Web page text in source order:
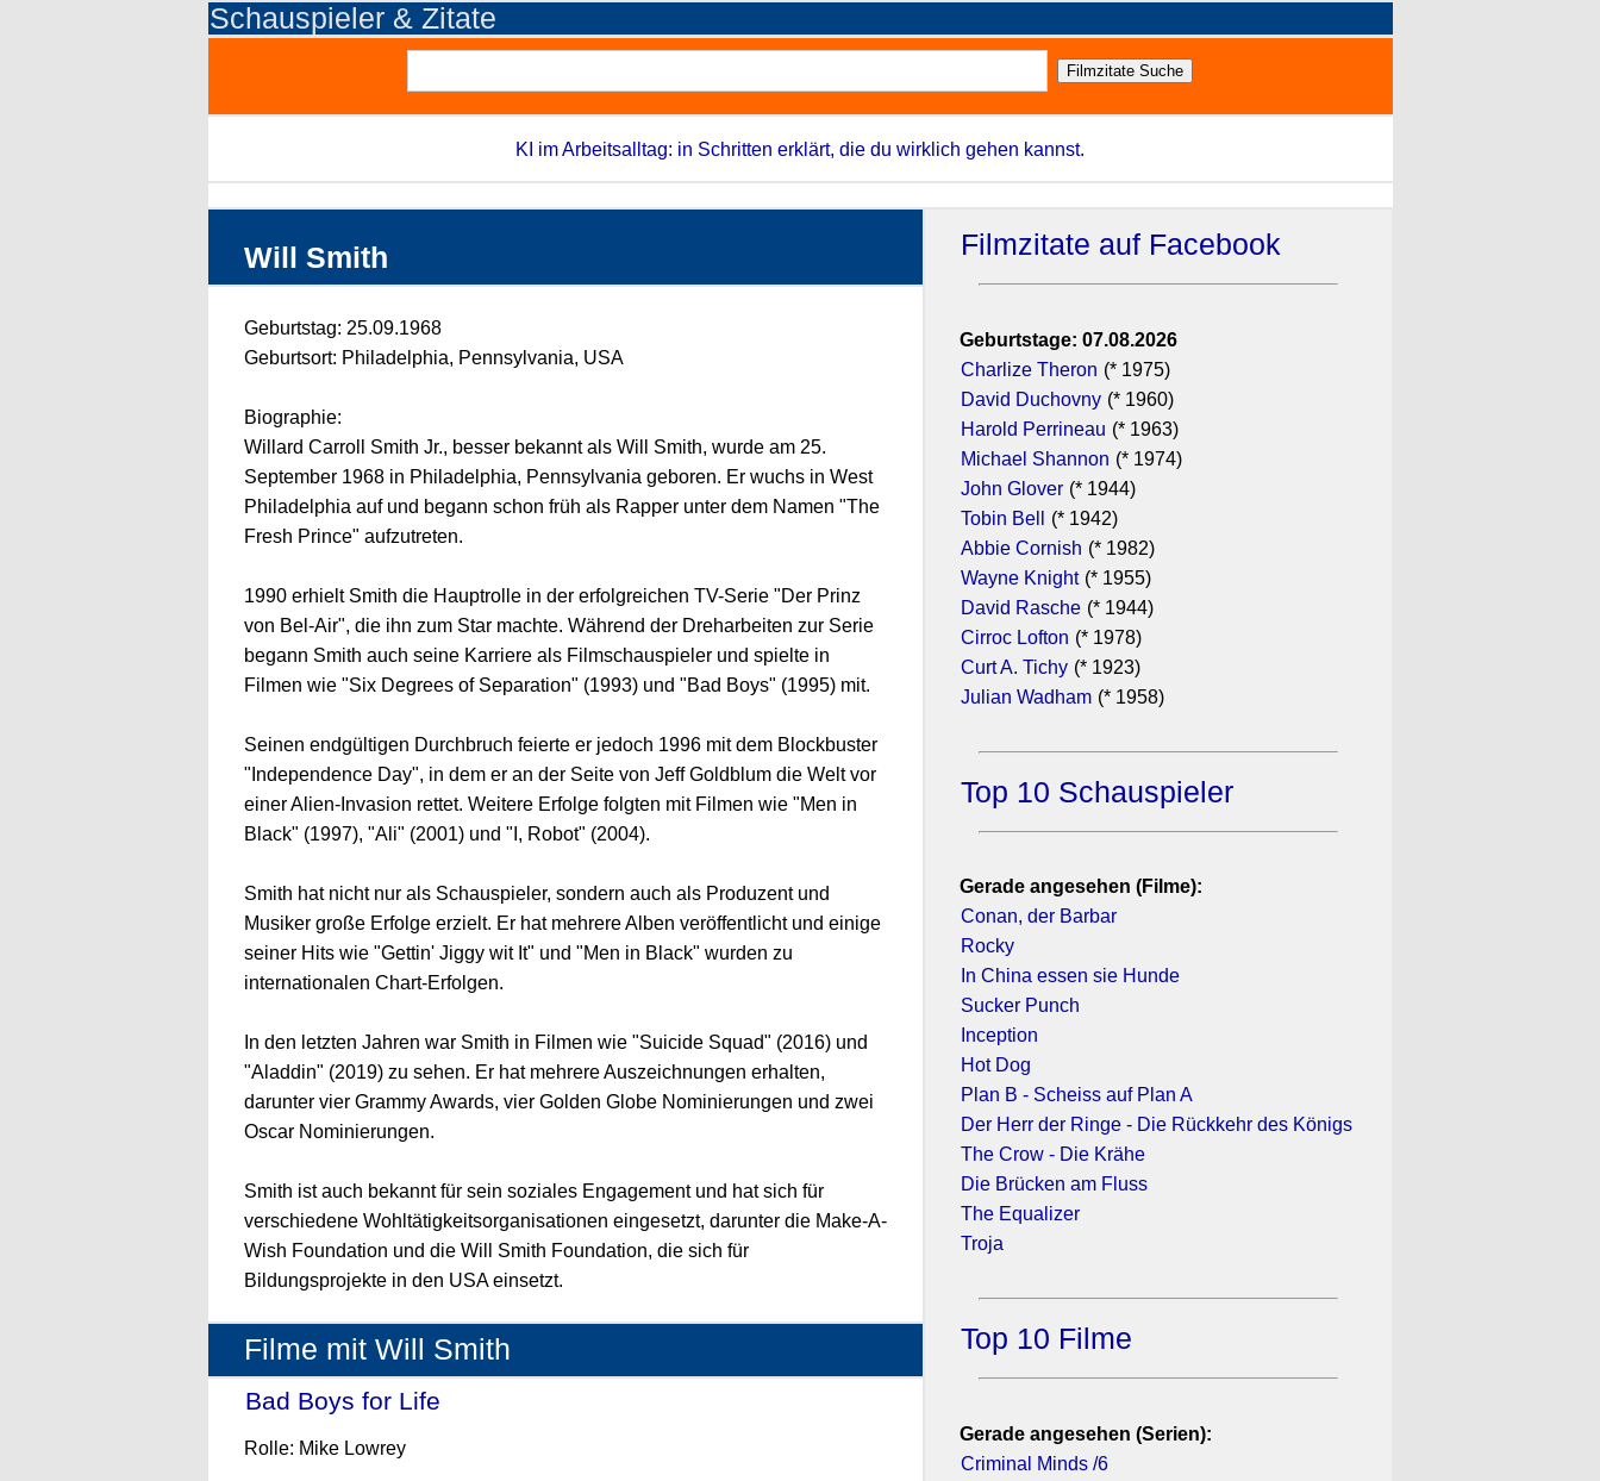
Schauspieler & Zitate
KI im Arbeitsalltag: in Schritten erklärt, die du wirklich gehen kannst.
Will Smith
Geburtstag: 25.09.1968
Geburtsort: Philadelphia, Pennsylvania, USA
Biographie:
Willard Carroll Smith Jr., besser bekannt als Will Smith, wurde am 25.
September 1968 in Philadelphia, Pennsylvania geboren. Er wuchs in West
Philadelphia auf und begann schon früh als Rapper unter dem Namen "The
Fresh Prince" aufzutreten.
1990 erhielt Smith die Hauptrolle in der erfolgreichen TV-Serie "Der Prinz
von Bel-Air", die ihn zum Star machte. Während der Dreharbeiten zur Serie
begann Smith auch seine Karriere als Filmschauspieler und spielte in
Filmen wie "Six Degrees of Separation" (1993) und "Bad Boys" (1995) mit.
Seinen endgültigen Durchbruch feierte er jedoch 1996 mit dem Blockbuster
"Independence Day", in dem er an der Seite von Jeff Goldblum die Welt vor
einer Alien-Invasion rettet. Weitere Erfolge folgten mit Filmen wie "Men in
Black" (1997), "Ali" (2001) und "I, Robot" (2004).
Smith hat nicht nur als Schauspieler, sondern auch als Produzent und
Musiker große Erfolge erzielt. Er hat mehrere Alben veröffentlicht und einige
seiner Hits wie "Gettin' Jiggy wit It" und "Men in Black" wurden zu
internationalen Chart-Erfolgen.
In den letzten Jahren war Smith in Filmen wie "Suicide Squad" (2016) und
"Aladdin" (2019) zu sehen. Er hat mehrere Auszeichnungen erhalten,
darunter vier Grammy Awards, vier Golden Globe Nominierungen und zwei
Oscar Nominierungen.
Smith ist auch bekannt für sein soziales Engagement und hat sich für
verschiedene Wohltätigkeitsorganisationen eingesetzt, darunter die Make-A-
Wish Foundation und die Will Smith Foundation, die sich für
Bildungsprojekte in den USA einsetzt.
Filme mit Will Smith
Bad Boys for Life
Rolle: Mike Lowrey
Filmzitate auf Facebook
Geburtstage: 07.08.2026
Charlize Theron (* 1975)
David Duchovny (* 1960)
Harold Perrineau (* 1963)
Michael Shannon (* 1974)
John Glover (* 1944)
Tobin Bell
(* 1942)
Abbie Cornish (* 1982)
Wayne Knight (* 1955)
David Rasche (* 1944)
Cirroc Lofton (* 1978)
Curt A. Tichy (* 1923)
Julian Wadham (* 1958)
Top 10 Schauspieler
Gerade angesehen (Filme):
Conan, der Barbar
Rocky
In China essen sie Hunde
Sucker Punch
Inception
Hot Dog
Plan B - Scheiss auf Plan A
Der Herr der Ringe - Die Rückkehr des Königs
The Crow - Die Krähe
Die Brücken am Fluss
The Equalizer
Troja
Top 10 Filme
Gerade angesehen (Serien):
Criminal Minds /6